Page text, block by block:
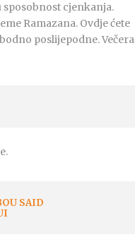
cjenkanja.
Ramazana. Ovdje ćete
poslijepodne. Večera
SAID